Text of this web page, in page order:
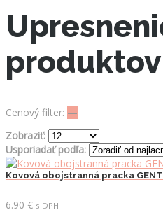
produktov
Cenový filter: —
Zobraziť:
Usporiadať podľa:
Kovová obojstranná pracka
6.90 € s DPH